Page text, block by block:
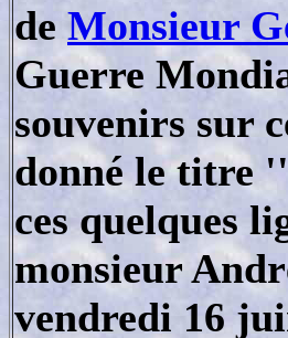
de Monsieur
Guerre
souvenirs sur
donné le titre
ces quelques
monsieur
vendredi 16